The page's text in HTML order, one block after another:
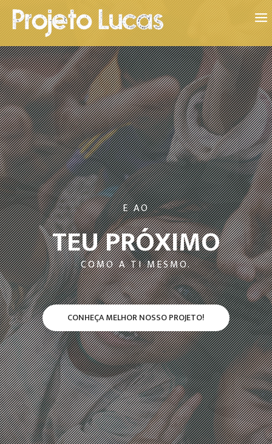
E AO
TEU PRÓXIMO
COMO A TI MESMO.
CONHEÇA MELHOR NOSSO PROJETO!